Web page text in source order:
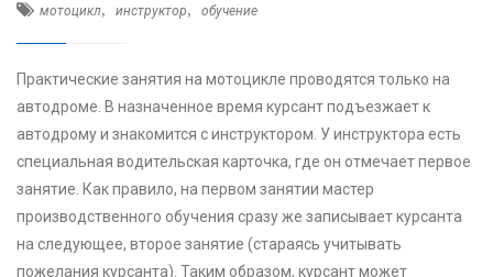
мотоцикл, инструктор, обучение
Практические занятия на мотоцикле проводятся только на
автодроме. В назначенное время курсант подъезжает к
автодрому и знакомится с инструктором. У инструктора есть
специальная водительская карточка, где он отмечает первое
занятие. Как правило, на первом занятии мастер
производственного обучения сразу же записывает курсанта
на следующее, второе занятие (стараясь учитывать
пожелания курсанта). Таким образом, курсант может